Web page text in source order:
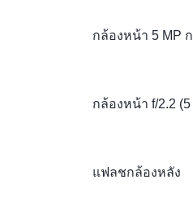
กล้องหน้า 5 MP
กล้องหน้า f/2.2 (5
แฟลชกล้องหลัง